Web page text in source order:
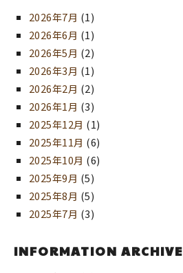
2026年7月 (1)
2026年6月 (1)
2026年5月 (2)
2026年3月 (1)
2026年2月 (2)
2026年1月 (3)
2025年12月 (1)
2025年11月 (6)
2025年10月 (6)
2025年9月 (5)
2025年8月 (5)
2025年7月 (3)
INFORMATION ARCHIVE